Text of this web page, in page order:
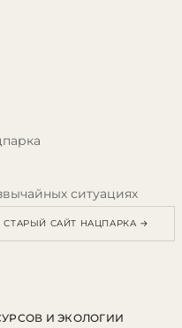
ситуациях
СТАРЫЙ САЙТ НАЦПАРКА →
И ЭКОЛОГИИ